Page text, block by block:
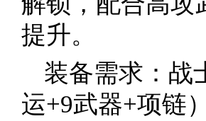
提升。
装备需求：战
运+9武器+项链